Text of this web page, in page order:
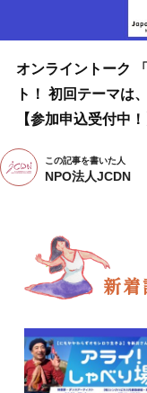
オンライントーク
ト！ 初回テーマは
【参加申込受付中！
この記事を書いた人
NPO法人JCDN
新